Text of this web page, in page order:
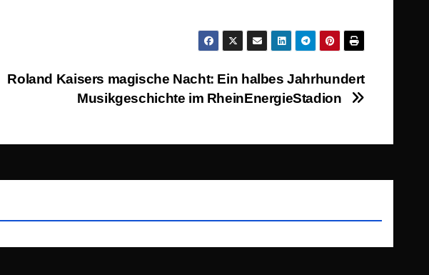
Roland Kaisers magische Nacht: Ein halbes Jahrhundert
Musikgeschichte im RheinEnergieStadion